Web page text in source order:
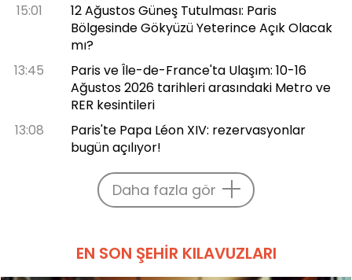
15:01
12 Ağustos Güneş Tutulması: Paris
Bölgesinde Gökyüzü Yeterince Açık Olacak
mı?
13:45
Paris ve Île-de-France'ta Ulaşım: 10-16
Ağustos 2026 tarihleri arasındaki Metro ve
RER kesintileri
13:08
Paris'te Papa Léon XIV: rezervasyonlar
bugün açılıyor!
Daha fazla gör
EN SON ŞEHIR KILAVUZLARI